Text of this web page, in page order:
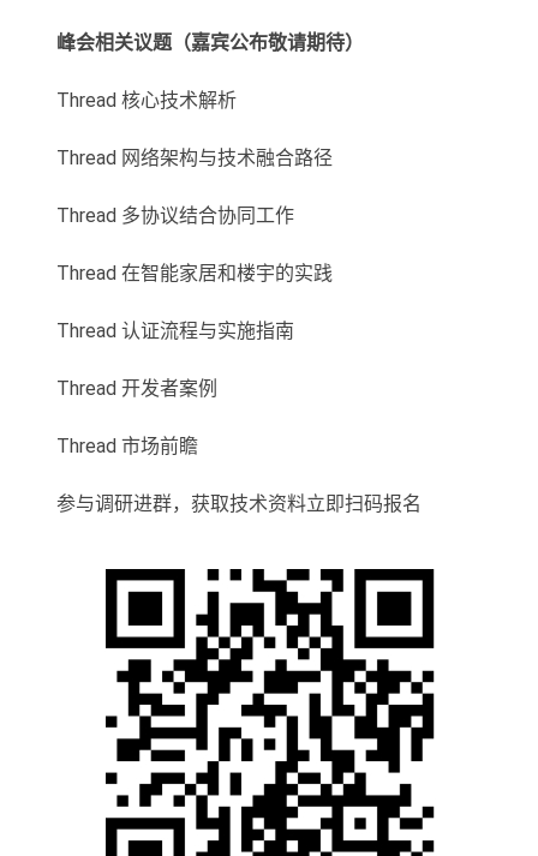
峰会相关议题（嘉宾公布敬请期待）
Thread 核心技术解析
Thread 网络架构与技术融合路径
Thread 多协议结合协同工作
Thread 在智能家居和楼宇的实践
Thread 认证流程与实施指南
Thread 开发者案例
Thread 市场前瞻
参与调研进群，获取技术资料立即扫码报名